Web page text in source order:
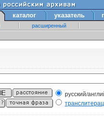
каталог указатель
расширенный
русский/